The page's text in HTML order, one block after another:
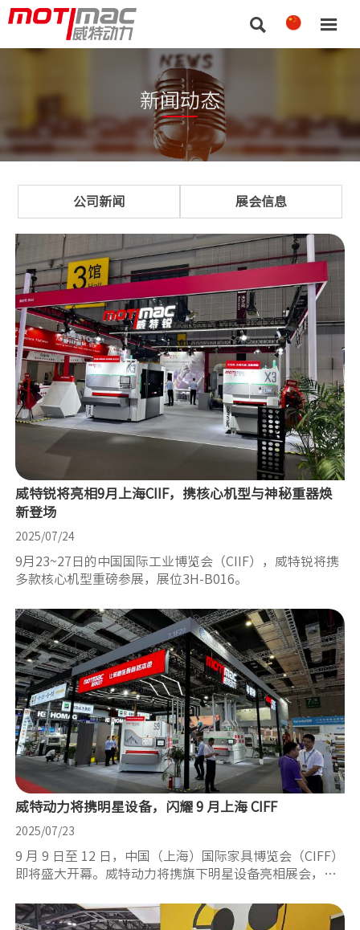
 
新闻动态
公司新闻 展会信息
威特锐将亮相9月上海CIIF，携核心机型与神秘重器焕
新登场
2025/07/24
9月23~27日的中国国际工业博览会（CIIF），威特锐将携
多款核心机型重磅参展，展位3H-B016。
威特动力将携明星设备，闪耀 9 月上海 CIFF​
2025/07/23
9 月 9 日至 12 日，中国（上海）国际家具博览会（CIFF）
即将盛大开幕。威特动力将携旗下明星设备亮相展会，展